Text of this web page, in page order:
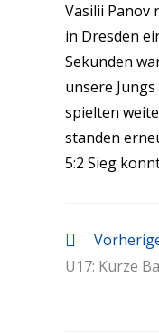
Vasilii Panov
in Dresden
Sekunden
unsere
spielten
standen
5:2 Sieg
U17: Kurze